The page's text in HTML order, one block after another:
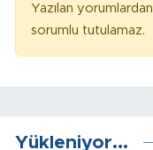
Yazılan
sorumlu tutulamaz.
Yükleniyor...